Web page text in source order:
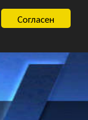
Согласен